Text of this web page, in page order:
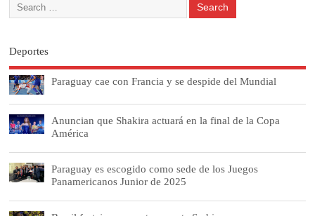
Deportes
Paraguay cae con Francia y se despide del Mundial
Anuncian que Shakira actuará en la final de la Copa
América
Paraguay es escogido como sede de los Juegos
Panamericanos Junior de 2025